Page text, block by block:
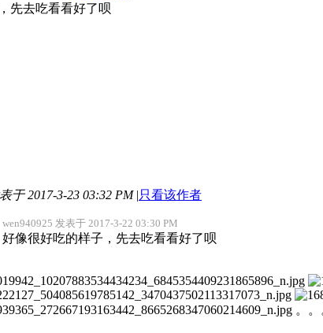
先去吃看看好了呗
于 2017-3-23 03:32 PM |只看该作者
wen940925 发表于 2017-3-22 03:30 PM
好像很好吃的样子，先去吃看看好了呗
。